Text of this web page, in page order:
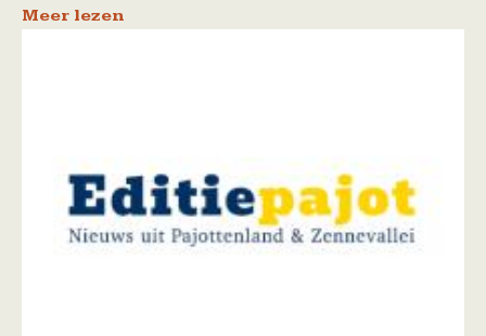
Meer lezen